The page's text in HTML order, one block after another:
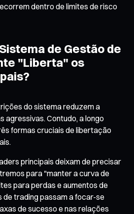
dentro de limites de risco
de Gestão de
"Liberta" os
do sistema reduzem a
agressivas. Contudo, a longo
formas cruciais de libertação
principais deixam de precisar
para "manter a curva de
para perdas e aumentos de
trading passam a focar-se
de sucesso e nas relações